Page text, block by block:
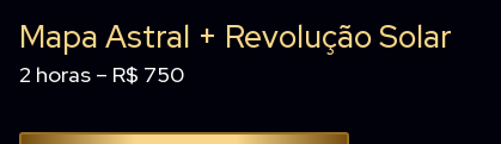
Mapa Astral + Revolução Solar
2 horas – R$ 750